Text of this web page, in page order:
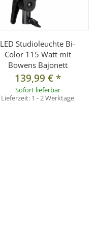
LED Studioleuchte Bi-
Color 115 Watt mit
Bowens Bajonett
139,99 €*
Sofort lieferbar
Lieferzeit: 1 - 2 Werktage